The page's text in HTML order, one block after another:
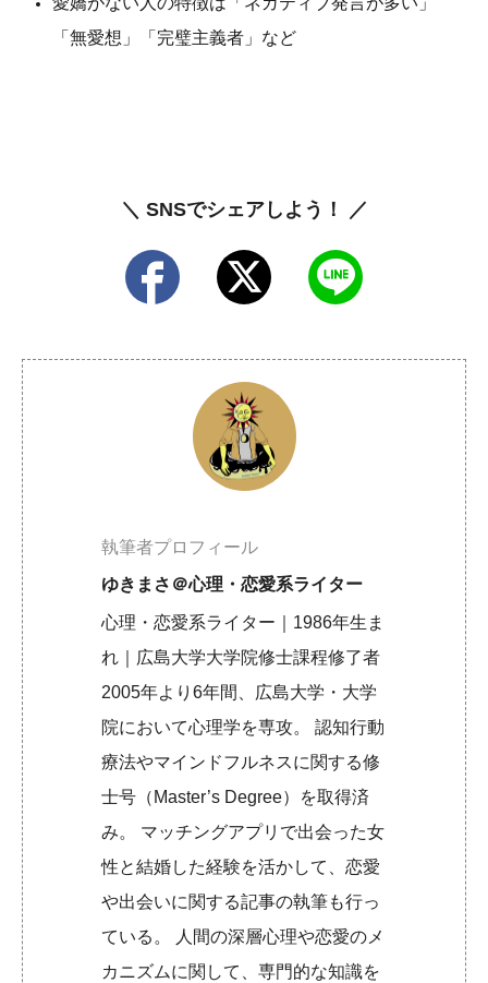
「無愛想」「完璧主義者」など
＼ SNSでシェアしよう！ ／
執筆者プロフィール
ゆきまさ＠心理・恋愛系ライター
心理・恋愛系ライター｜1986年生ま
れ｜広島大学大学院修士課程修了者
2005年より6年間、広島大学・大学
院において心理学を専攻。 認知行動
療法やマインドフルネスに関する修
士号（Master’s Degree）を取得済
み。 マッチングアプリで出会った女
性と結婚した経験を活かして、恋愛
や出会いに関する記事の執筆も行っ
ている。 人間の深層心理や恋愛のメ
カニズムに関して、専門的な知識を